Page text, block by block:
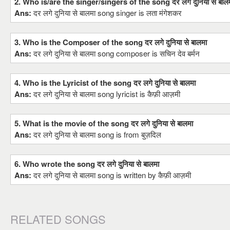
Ans:दर लगे दुनिया से बालमा song singer is लता मंगेशकर
3. Who is the Composer of the song दर लगे दुनिया से बालमा
Ans:दर लगे दुनिया से बालमा song composer is सचिन देव बर्मन
4. Who is the Lyricist of the song दर लगे दुनिया से बालमा
Ans:दर लगे दुनिया से बालमा song lyricist is कैफ़ी आज़मी
5. What is the movie of the song दर लगे दुनिया से बालमा
Ans:दर लगे दुनिया से बालमा song is from बुज़दिल
6. Who wrote the song दर लगे दुनिया से बालमा
Ans:दर लगे दुनिया से बालमा song is written by कैफ़ी आज़मी
RELATED SONGS